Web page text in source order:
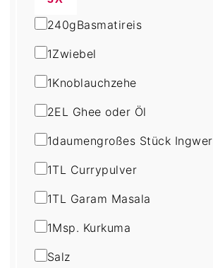
240gBasmatireis
1Zwiebel
1Knoblauchzehe
2EL Ghee oder Öl
1daumengroßes Stück Ingwer
1TL Currypulver
1TL Garam Masala
1Msp. Kurkuma
Salz